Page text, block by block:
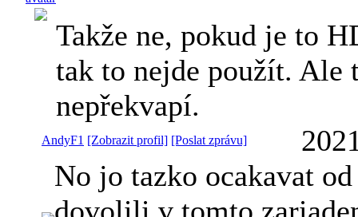
Takže ne, pokud je to
tak to nejde použít. Ale
nepřekvapí.
AndyF1 [Zobrazit profil] [Poslat zprávu]
No jo tazko ocakavat